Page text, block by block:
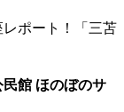
レポート！「三苫
民館 ほのぼのサ